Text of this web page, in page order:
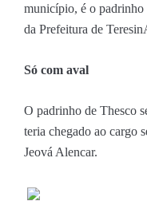
município, é o padrinho
da Prefeitura de
Só com aval
O padrinho de Thesco
teria chegado ao cargo
Jeová Alencar.